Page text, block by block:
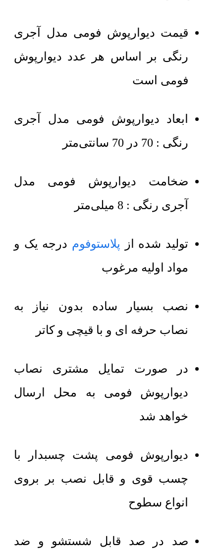
قیمت دیوارپوش فومی مدل آجری
رنگی بر اساس هر عدد دیوارپوش
فومی است
ابعاد دیوارپوش فومی مدل آجری
رنگی : 70 در 70 سانتی‌متر
ضخامت دیوارپوش فومی مدل
آجری رنگی : 8 میلی‌متر
تولید شده از پلاستوفوم درجه یک و
مواد اولیه مرغوب
نصب بسیار ساده بدون نیاز به
نصاب حرفه ای و با قیچی و کاتر
در صورت تمایل مشتری نصاب
دیوارپوش فومی به محل ارسال
خواهد شد
دیوارپوش فومی پشت چسبدار با
چسب قوی و قابل نصب بر بروی
انواع سطوح
صد در صد قابل شستشو و ضد